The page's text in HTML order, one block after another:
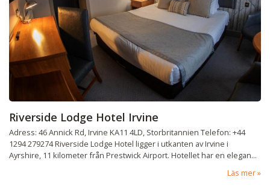
Riverside Lodge Hotel Irvine
Adress: 46 Annick Rd, Irvine KA11 4LD, Storbritannien Telefon: +44
1294 279274 Riverside Lodge Hotel ligger i utkanten av Irvine i
Ayrshire, 11 kilometer från Prestwick Airport. Hotellet har en elegan...
Läs mer